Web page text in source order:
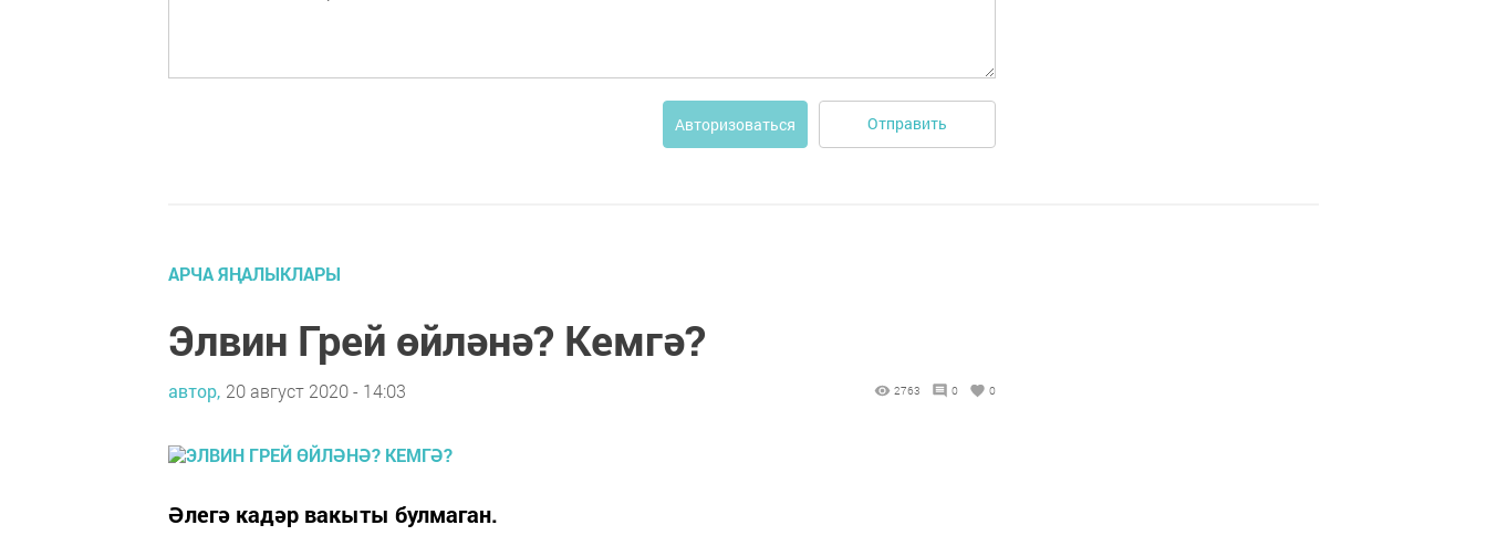
Авторизоваться Отправить
АРЧА ЯҢАЛЫКЛАРЫ
Элвин Грей өйләнә? Кемгә?
автор, 20 август 2020 - 14:03 2763 0 0
Әлегә кадәр вакыты булмаган.